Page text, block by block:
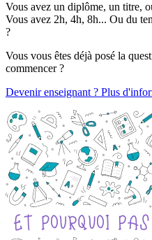
Vous avez un diplôme, un titre,
Vous avez 2h, 4h, 8h... Ou du
?
Vous vous êtes déjà posé la
commencer ?
Devenir enseignant ? Plus